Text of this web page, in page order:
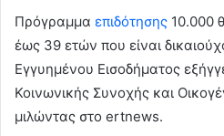
Πρόγραμμα επιδότησης 10.000
έως 39 ετών που είναι
Εγγυημένου Εισοδήματος
Κοινωνικής Συνοχής και
μιλώντας στο ertnews.